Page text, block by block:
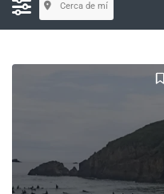
Cerca de mí